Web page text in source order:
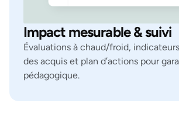
Impact mesurable & suivi
Évaluations à chaud/froid,
des acquis et plan d’actions pour
pédagogique.